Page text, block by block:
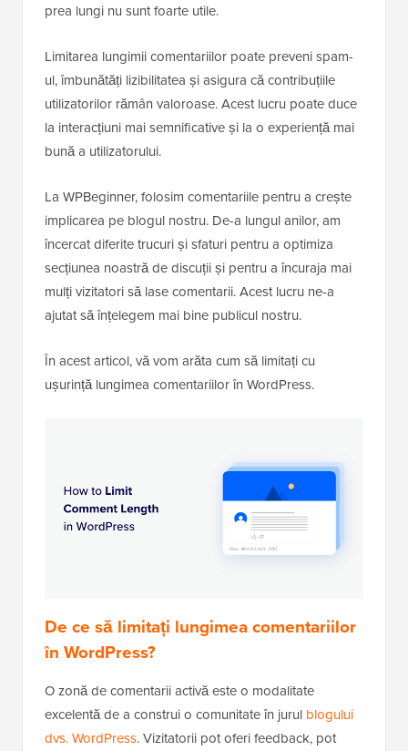
prea lungi nu sunt foarte utile.
Limitarea lungimii comentariilor poate preveni spam-
ul, îmbunătăți lizibilitatea și asigura că contribuțiile
utilizatorilor rămân valoroase. Acest lucru poate duce
la interacțiuni mai semnificative și la o experiență mai
bună a utilizatorului.
La WPBeginner, folosim comentariile pentru a crește
implicarea pe blogul nostru. De-a lungul anilor, am
încercat diferite trucuri și sfaturi pentru a optimiza
secțiunea noastră de discuții și pentru a încuraja mai
mulți vizitatori să lase comentarii. Acest lucru ne-a
ajutat să înțelegem mai bine publicul nostru.
În acest articol, vă vom arăta cum să limitați cu
ușurință lungimea comentariilor în WordPress.
De ce să limitați lungimea comentariilor
în WordPress?
O zonă de comentarii activă este o modalitate
excelentă de a construi o comunitate în jurul blogului
dvs. WordPress. Vizitatorii pot oferi feedback, pot